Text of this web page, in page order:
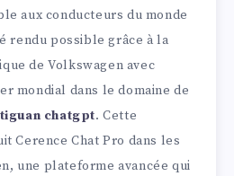
aux conducteurs du monde
rendu possible grâce à la
de Volkswagen avec
mondial dans le domaine de
chatgpt. Cette
Cerence Chat Pro dans les
une plateforme avancée qui